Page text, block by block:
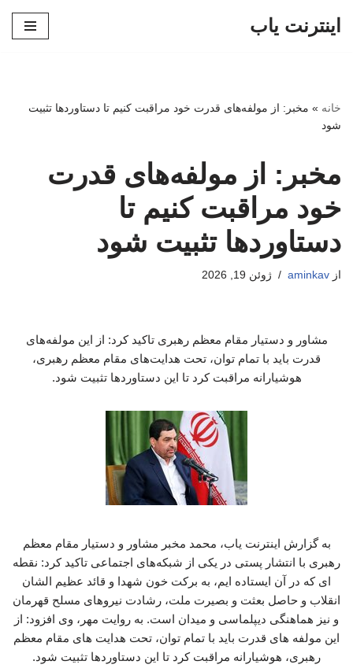
اینترنت یاب
خانه » مخبر: از مولفه‌های قدرت خود مراقبت کنیم تا دستاوردها تثبیت
شود
مخبر: از مولفه‌های قدرت
خود مراقبت کنیم تا
دستاوردها تثبیت شود
از aminkav ژوئن 19, 2026
مشاور و دستیار مقام معظم رهبری تاکید کرد: از این مولفه‌های
قدرت باید با تمام توان، تحت هدایت‌های مقام معظم رهبری،
هوشیارانه مراقبت کرد تا این دستاوردها تثبیت شود.
به گزارش اینترنت یاب، محمد مخبر مشاور و دستیار مقام معظم
رهبری با انتشار پستی در یکی از شبکه‌های اجتماعی تاکید کرد: نقطه
ای که در آن ایستاده ایم، به برکت خون شهدا و قائد عظیم الشان
انقلاب و حاصل بعثت و بصیرت ملت، رشادت نیروهای مسلح قهرمان
و نیز هماهنگی دیپلماسی و میدان است. به روایت مهر، وی افزود: از
این مولفه های قدرت باید با تمام توان، تحت هدایت های مقام معظم
رهبری، هوشیارانه مراقبت کرد تا این دستاوردها تثبیت شود.